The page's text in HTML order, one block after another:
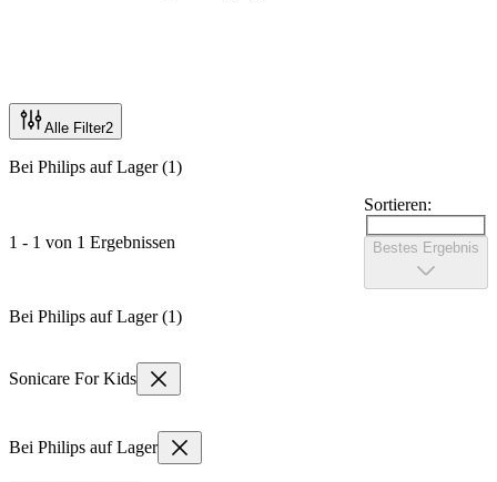
Alle Filter2
Bei Philips auf Lager (1)
1 - 1 von 1 Ergebnissen
Sortieren:
Bestes Ergebnis
Bei Philips auf Lager (1)
Sonicare For Kids
Bei Philips auf Lager